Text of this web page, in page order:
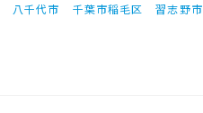
八千代市 千葉市稲毛区 習志野市